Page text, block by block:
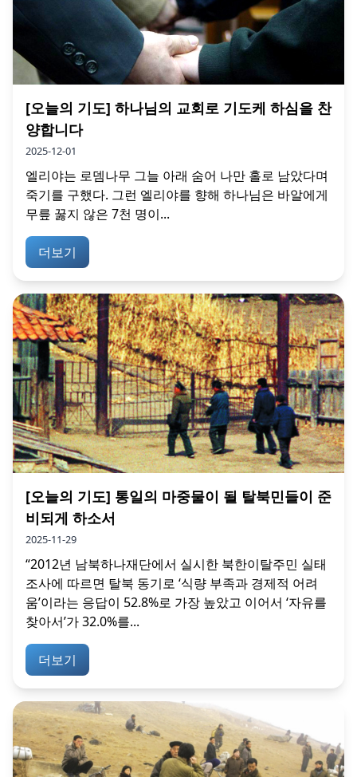
[오늘의 기도] 하나님의 교회로 기도케 하심을 찬
양합니다
2025-12-01
엘리야는 로뎀나무 그늘 아래 숨어 나만 홀로 남았다며
죽기를 구했다. 그런 엘리야를 향해 하나님은 바알에게
무릎 꿇지 않은 7천 명이...
더보기
[오늘의 기도] 통일의 마중물이 될 탈북민들이 준
비되게 하소서
2025-11-29
“2012년 남북하나재단에서 실시한 북한이탈주민 실태
조사에 따르면 탈북 동기로 ‘식량 부족과 경제적 어려
움’이라는 응답이 52.8%로 가장 높았고 이어서 ‘자유를
찾아서’가 32.0%를...
더보기